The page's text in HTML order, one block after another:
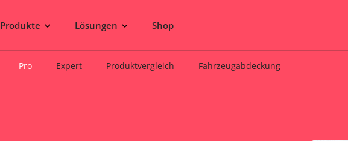
Produkte Lösungen Shop
Pro Expert Produktvergleich Fahrzeugabdeckung